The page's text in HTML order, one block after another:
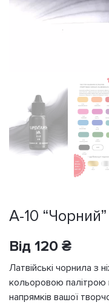
A-10
Від 120 ₴
Латвійські чорнила з
кольоровою палітрою
напрямків вашої